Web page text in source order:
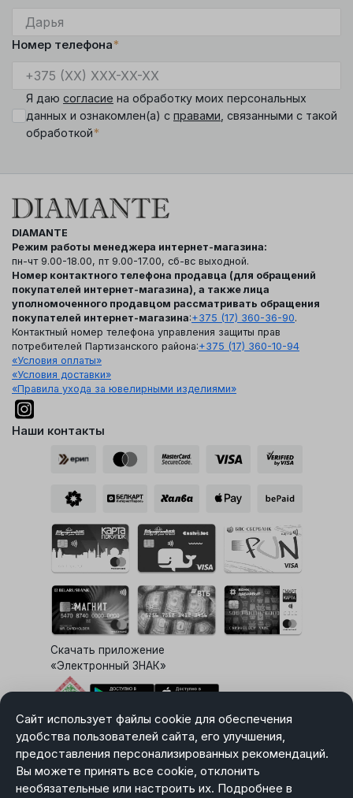
Сайт использует файлы cookie для обеспечения
удобства пользователей сайта, его улучшения,
предоставления персонализированных рекомендаций.
Вы можете принять все cookie, отклонить
необязательные или настроить их. Подробнее в
Номер телефона*
Я даю согласие на обработку моих персональных
данных и ознакомлен(а) с правами , связанными с такой
обработкой*
DIAMANTE
Режим работы менеджера интернет-магазина:
пн-чт 9.00-18.00, пт 9.00-17.00, сб-вс выходной.
Номер контактного телефона продавца (для обращений
покупателей интернет-магазина), а также лица
уполномоченного продавцом рассматривать обращения
покупателей интернет-магазина:+375 (17) 360-36-90.
Контактный номер телефона управления защиты прав
потребителей Партизанского района:+375 (17) 360-10-94
«Условия оплаты»
«Условия доставки»
«Правила ухода за ювелирными изделиями»
Наши контакты
Скачать приложение
«Электронный ЗНАК»
Выбор настроек Cookie
Карта сайта